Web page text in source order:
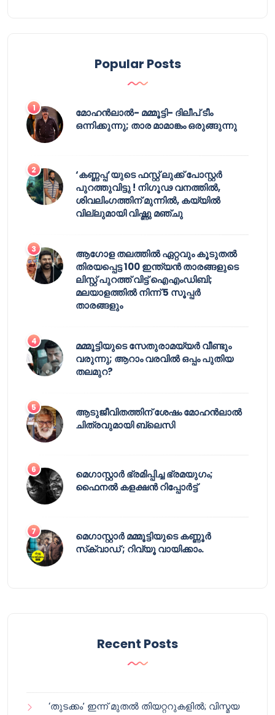
Popular Posts
മോഹൻലാൽ- മമ്മൂട്ടി- ദിലീപ് ടീം
ഒന്നിക്കുന്നു; താര മാമാങ്കം ഒരുങ്ങുന്നു
‘കണ്ണപ്പ’യുടെ ഫസ്റ്റ് ലുക്ക് പോസ്റ്റർ
പുറത്തുവിട്ടു ! നിഗൂഢ വനത്തിൽ,
ശിവലിംഗത്തിന് മുന്നിൽ, കയ്യിൽ
വില്ലുമായി വിഷ്ണു മഞ്ചു
ആഗോള തലത്തിൽ ഏറ്റവും കൂടുതൽ
തിരയപ്പെട്ട 100 ഇന്ത്യൻ താരങ്ങളുടെ
ലിസ്റ്റ് പുറത്ത് വിട്ട് ഐഎംഡിബി;
മലയാളത്തിൽ നിന്ന് 5 സൂപ്പർ
താരങ്ങളും
മമ്മൂട്ടിയുടെ സേതുരാമയ്യർ വീണ്ടും
വരുന്നു; ആറാം വരവിൽ ഒപ്പം പുതിയ
തലമുറ?
ആടുജീവിതത്തിന് ശേഷം മോഹൻലാൽ
ചിത്രവുമായി ബ്ലെസി
മെഗാസ്റ്റാർ ഭ്രമിപ്പിച്ച ഭ്രമയുഗം;
ഫൈനൽ കളക്ഷൻ റിപ്പോർട്ട്
മെഗാസ്റ്റാർ മമ്മൂട്ടിയുടെ കണ്ണൂർ
സ്‌ക്വാഡ് ; റിവ്യൂ വായിക്കാം.
Recent Posts
‘തുടക്കം’ ഇന്ന് മുതൽ തിയറ്ററുകളിൽ; വിസ്മയ